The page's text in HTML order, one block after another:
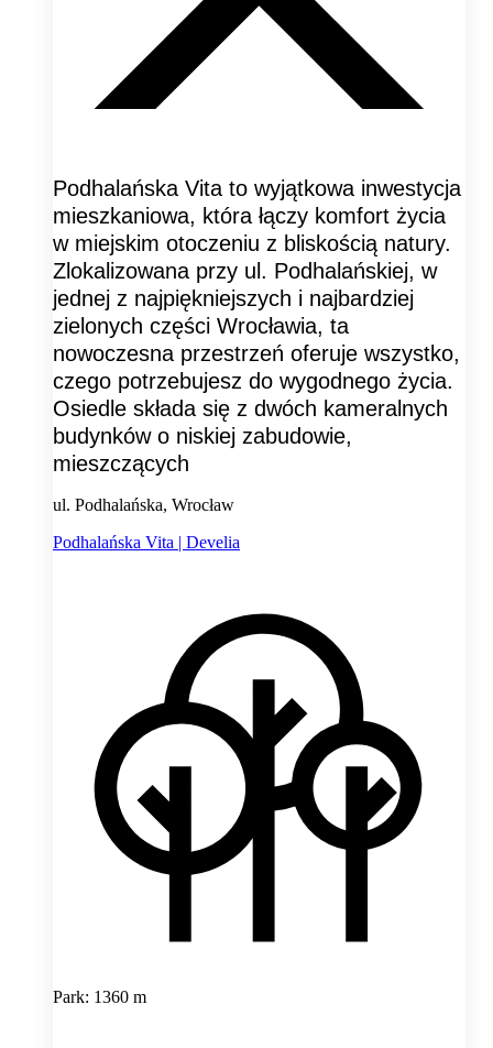
Podhalańska Vita to wyjątkowa inwestycja
mieszkaniowa, która łączy komfort życia
w miejskim otoczeniu z bliskością natury.
Zlokalizowana przy ul. Podhalańskiej, w
jednej z najpiękniejszych i najbardziej
zielonych części Wrocławia, ta
nowoczesna przestrzeń oferuje wszystko,
czego potrzebujesz do wygodnego życia.
Osiedle składa się z dwóch kameralnych
budynków o niskiej zabudowie,
mieszczących
ul. Podhalańska, Wrocław
Podhalańska Vita | Develia
Park: 1360 m